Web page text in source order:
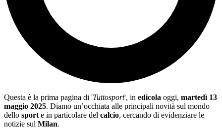
Questa è la prima pagina di 'Tuttosport', in edicola oggi, martedì 13
maggio 2025. Diamo un’occhiata alle principali novità sul mondo
dello sport e in particolare del calcio, cercando di evidenziare le
notizie sul Milan.